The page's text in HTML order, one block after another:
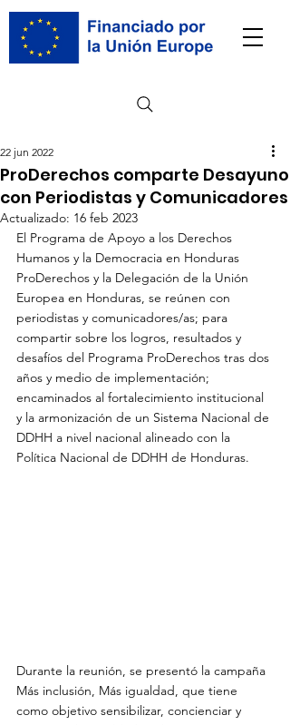
ProDerechos comparte Desayuno
con Periodistas y Comunicadores
22 jun 2022
Actualizado: 16 feb 2023
El Programa de Apoyo a los Derechos
Humanos y la Democracia en Honduras
ProDerechos y la Delegación de la Unión
Europea en Honduras, se reúnen con
periodistas y comunicadores/as; para
compartir sobre los logros, resultados y
desafíos del Programa ProDerechos tras dos
años y medio de implementación;
encaminados al fortalecimiento institucional
y la armonización de un Sistema Nacional de
DDHH a nivel nacional alineado con la
Política Nacional de DDHH de Honduras.
Durante la reunión, se presentó la campaña
Más inclusión, Más igualdad, que tiene
como objetivo sensibilizar, concienciar y